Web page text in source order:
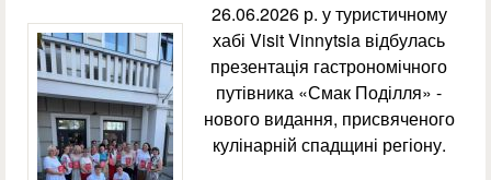
26.06.2026 р. у туристичному
хабі Visit Vinnytsia відбулась
презентація гастрономічного
путівника «Смак Поділля» -
нового видання, присвяченого
кулінарній спадщині регіону.